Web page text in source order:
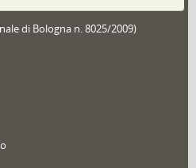
di Bologna n. 8025/2009)